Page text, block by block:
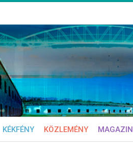
KÉKFÉNY KÖZLEMÉNY MAGAZIN